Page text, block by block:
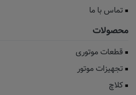
تماس با ما
محصولات
قطعات موتوری
تجهیزات موتور
کلاچ